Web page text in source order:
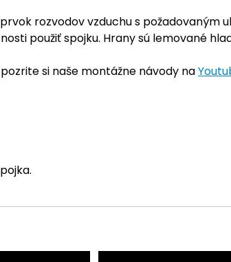
rozvodov vzduchu s požadovaným
použiť spojku. Hrany sú lemované
si naše montážne návody na